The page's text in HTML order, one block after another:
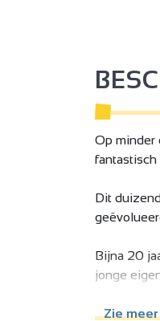
Op minder
fantastisch
Dit
Bijna 20
jonge
Charmes
Zie meer